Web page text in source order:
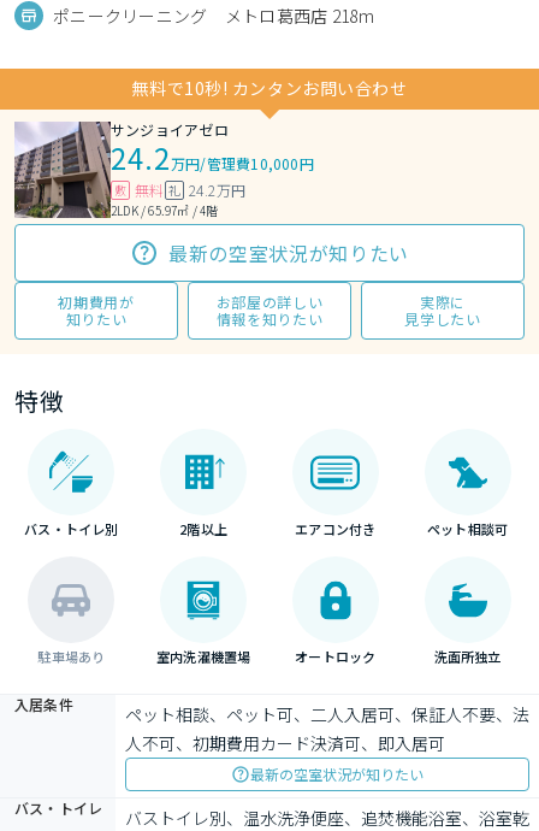
ポニークリーニング メトロ葛西店 218m
無料で10秒! カンタンお問い合わせ
サンジョイアゼロ
24.2万円/管理費10,000円
敷 無料 礼 24.2万円
2LDK / 65.97㎡ / 4階
最新の空室状況が知りたい
初期費用が
知りたい
お部屋の詳しい
情報を知りたい
実際に
見学したい
特徴
バス・トイレ別 2階以上 エアコン付き ペット相談可
駐車場あり 室内洗濯機置場 オートロック 洗面所独立
入居条件
ペット相談、ペット可、二人入居可、保証人不要、法
人不可、初期費用カード決済可、即入居可
最新の空室状況が知りたい
バス・トイレ
バストイレ別、温水洗浄便座、追焚機能浴室、浴室乾